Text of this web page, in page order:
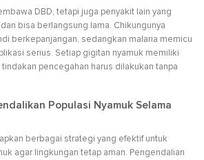
DBD, tetapi juga penyakit lain yang
bisa berlangsung lama. Chikungunya
berkepanjangan, sedangkan malaria memicu
serius. Setiap gigitan nyamuk memiliki
pencegahan harus dilakukan tanpa
Populasi Nyamuk Selama
berbagai strategi yang efektif untuk
agar lingkungan tetap aman. Pengendalian